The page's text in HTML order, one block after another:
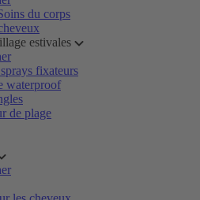
du corps
estivales
fixateurs
waterproof
de plage